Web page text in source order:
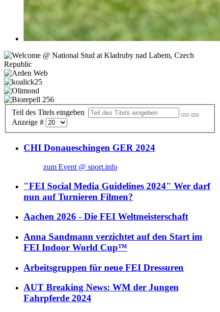
Teil des Titels eingeben
Anzeige #
CHI Donaueschingen GER 2024
zum Event @ sport.info
"FEI Social Media Guidelines 2024" Wer darf
nun auf Turnieren Filmen?
Aachen 2026 - Die FEI Weltmeisterschaft
Anna Sandmann verzichtet auf den Start im
FEI Indoor World Cup™
Arbeitsgruppen für neue FEI Dressuren
AUT Breaking News: WM der Jungen
Fahrpferde 2024